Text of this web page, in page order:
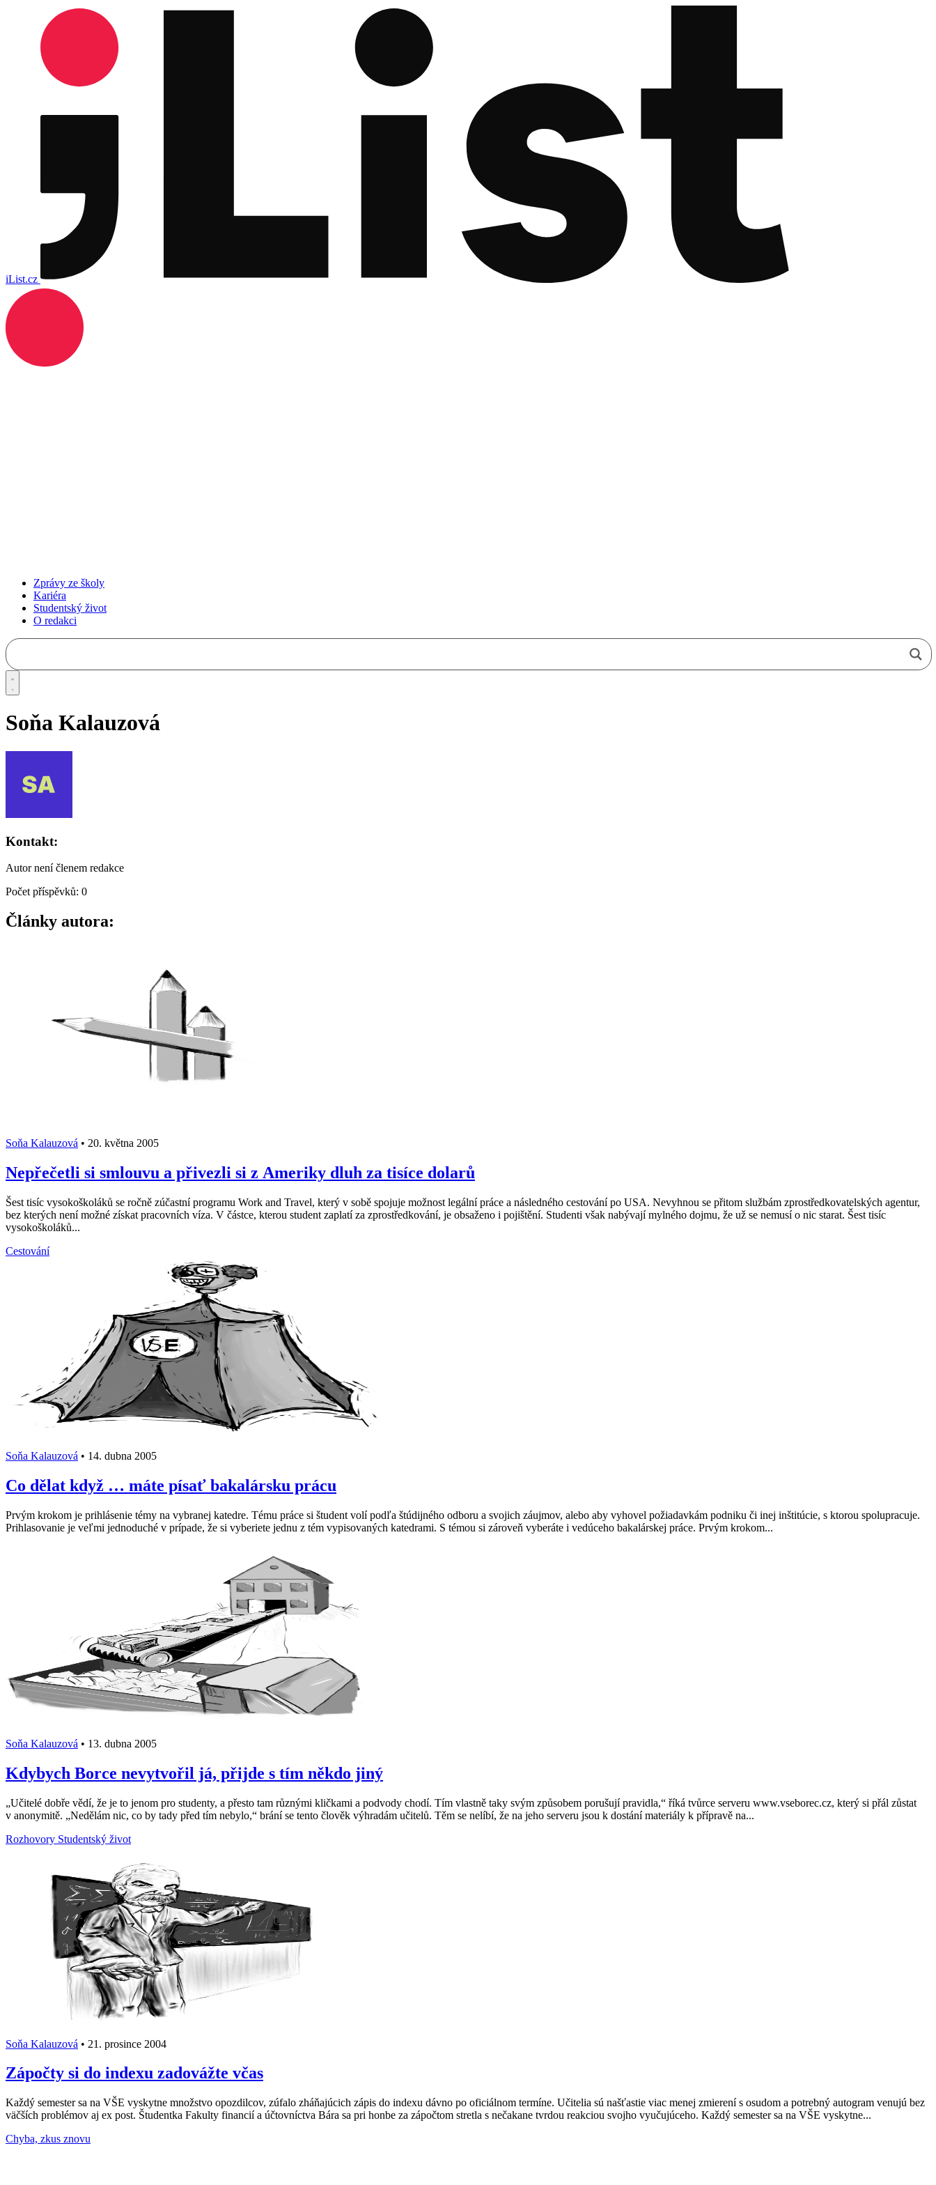
iList.cz
Zprávy ze školy
Kariéra
Studentský život
O redakci
Soňa Kalauzová
Kontakt:
Autor není členem redakce
Počet příspěvků: 0
Články autora:
Soňa Kalauzová • 20. května 2005
Nepřečetli si smlouvu a přivezli si z Ameriky dluh za tisíce dolarů
Šest tisíc vysokoškoláků se ročně zúčastní programu Work and Travel, který v sobě spojuje možnost legální práce a následného cestování po USA. Nevyhnou se přitom službám zprostředkovatelských agentur,
bez kterých není možné získat pracovních víza. V částce, kterou student zaplatí za zprostředkování, je obsaženo i pojištění. Studenti však nabývají mylného dojmu, že už se nemusí o nic starat. Šest tisíc
vysokoškoláků...
Cestování
Soňa Kalauzová • 14. dubna 2005
Co dělat když … máte písať bakalársku prácu
Prvým krokom je prihlásenie témy na vybranej katedre. Tému práce si študent volí podľa štúdijného odboru a svojich záujmov, alebo aby vyhovel požiadavkám podniku či inej inštitúcie, s ktorou spolupracuje.
Prihlasovanie je veľmi jednoduché v prípade, že si vyberiete jednu z tém vypisovaných katedrami. S témou si zároveň vyberáte i vedúceho bakalárskej práce. Prvým krokom...
Soňa Kalauzová • 13. dubna 2005
Kdybych Borce nevytvořil já, přijde s tím někdo jiný
„Učitelé dobře vědí, že je to jenom pro studenty, a přesto tam různými kličkami a podvody chodí. Tím vlastně taky svým způsobem porušují pravidla,“ říká tvůrce serveru www.vseborec.cz, který si přál zůstat
v anonymitě. „Nedělám nic, co by tady před tím nebylo,“ brání se tento člověk výhradám učitelů. Těm se nelíbí, že na jeho serveru jsou k dostání materiály k přípravě na...
Rozhovory Studentský život
Soňa Kalauzová • 21. prosince 2004
Zápočty si do indexu zadovážte včas
Každý semester sa na VŠE vyskytne množstvo opozdilcov, zúfalo zháňajúcich zápis do indexu dávno po oficiálnom termíne. Učitelia sú našťastie viac menej zmierení s osudom a potrebný autogram venujú bez
väčších problémov aj ex post. Študentka Fakulty financií a účtovníctva Bára sa pri honbe za zápočtom stretla s nečakane tvrdou reakciou svojho vyučujúceho. Každý semester sa na VŠE vyskytne...
Načti další články